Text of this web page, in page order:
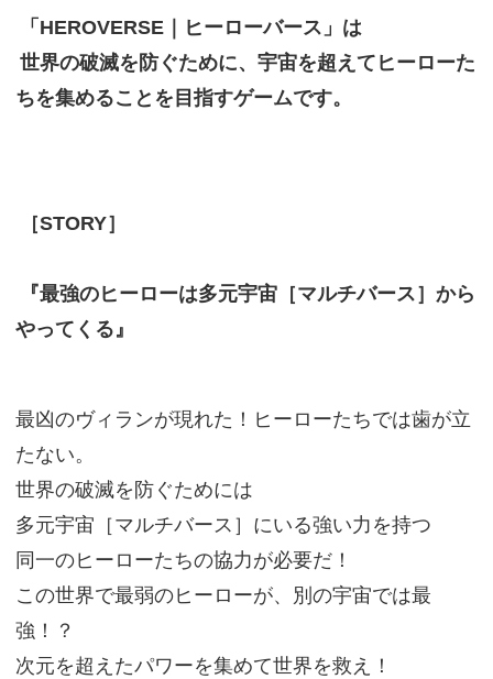
「HEROVERSE｜ヒーローバース」は
世界の破滅を防ぐために、宇宙を超えてヒーローた
ちを集めることを目指すゲームです。
［STORY］
『最強のヒーローは多元宇宙［マルチバース］から
やってくる』
最凶のヴィランが現れた！ヒーローたちでは歯が立
たない。
世界の破滅を防ぐためには
多元宇宙［マルチバース］にいる強い力を持つ
同一のヒーローたちの協力が必要だ！
この世界で最弱のヒーローが、別の宇宙では最
強！？
次元を超えたパワーを集めて世界を救え！